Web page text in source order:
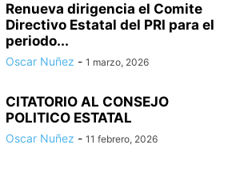
Renueva dirigencia el Comite
Directivo Estatal del PRI para el
periodo...
Oscar Nuñez - 1 marzo, 2026
CITATORIO AL CONSEJO
POLITICO ESTATAL
Oscar Nuñez - 11 febrero, 2026